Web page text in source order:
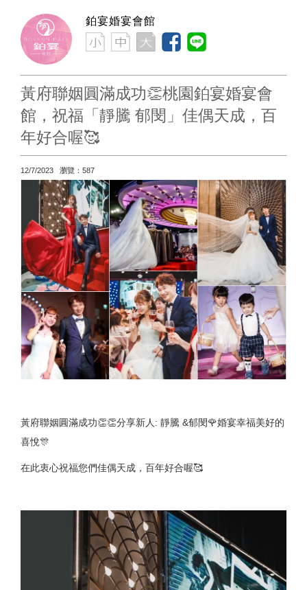
鉑宴婚宴會館
黃府聯姻圓滿成功👏桃園鉑宴婚宴會
館，祝福「靜騰 郁閔」佳偶天成，百
年好合喔🥰
12/7/2023 瀏覽：587
黃府聯姻圓滿成功👏👏分享新人: 靜騰 &郁閔🌹婚宴幸福美好的
喜悅🎊
在此衷心祝福您們佳偶天成，百年好合喔🥰